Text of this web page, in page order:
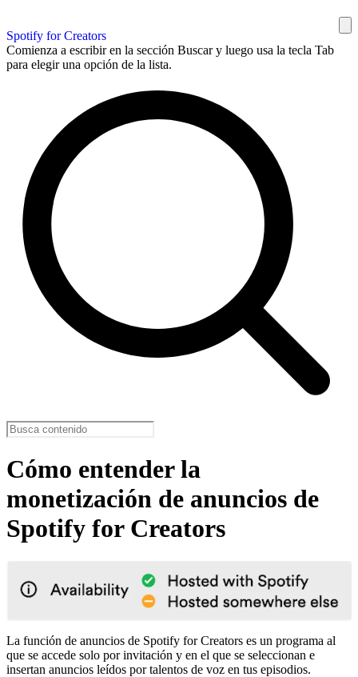
Spotify for Creators
Comienza a escribir en la sección Buscar y luego usa la tecla Tab
para elegir una opción de la lista.
Cómo entender la
monetización de anuncios de
Spotify for Creators
La función de anuncios de Spotify for Creators es un programa al
que se accede solo por invitación y en el que se seleccionan e
insertan anuncios leídos por talentos de voz en tus episodios.